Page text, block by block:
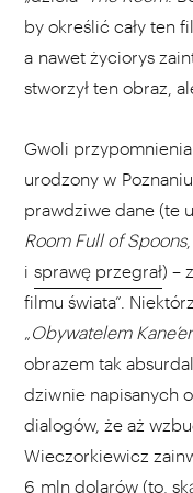
by określić cały ten
a nawet życiorys
stworzył ten obraz,
Gwoli
urodzony w
prawdziwe dane (te
Room Full of Spoons
i sprawę przegrał) –
filmu świata”.
„Obywatelem
obrazem tak
dziwnie napisanych
dialogów, że aż
Wieczorkiewicz
6 mln dolarów (to,